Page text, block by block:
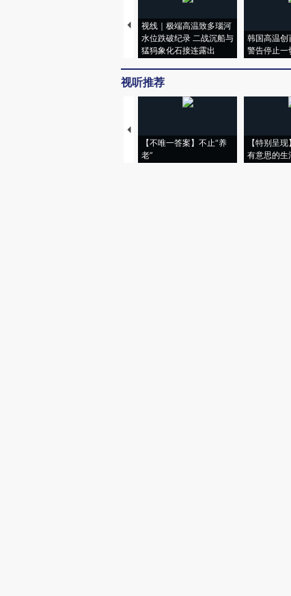
视线｜极端高温致多瑙河
水位跌破纪录 二战沉船与
猛犸象化石接连露出
韩国高温创
警告停止一
视听推荐
【不唯一答案】不止“养
老”
【特别呈
有意思的生